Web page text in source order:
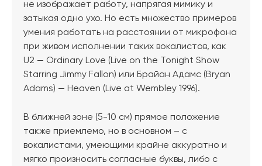
не изображает работу, напрягая мимику и
затыкая одно ухо. Но есть множество примеров
умения работать на расстоянии от микрофона
при живом исполнении таких вокалистов, как
U2 — Ordinary Love (Live on the Tonight Show
Starring Jimmy Fallon) или Брайан Адамс (Bryan
Adams) — Heaven (Live at Wembley 1996).
В ближней зоне (5-10 см) прямое положение
также приемлемо, но в основном – с
вокалистами, умеющими крайне аккуратно и
мягко произносить согласные буквы, либо с